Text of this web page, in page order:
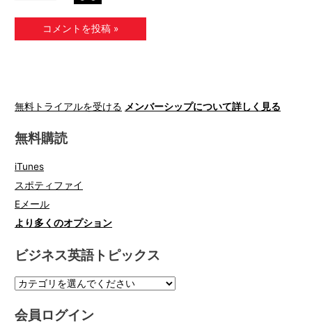
無料トライアルを受ける メンバーシップについて詳しく見る
無料購読
iTunes
スポティファイ
Eメール
より多くのオプション
ビジネス英語トピックス
会員ログイン